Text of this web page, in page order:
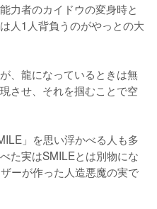
力者のカイドウの変身時と
人1人背負うのがやっとの大
、龍になっているときは無
させ、それを掴むことで空
」を思い浮かべる人も多
た実はSMILEとは別物にな
ーが作った人造悪魔の実で